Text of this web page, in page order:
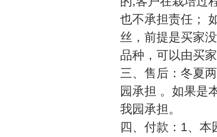
也不承担责任；
丝，前提是买家
品种，可以由买
三、售后：冬夏
园承担 。如果是
我园承担。
四、付款：1、